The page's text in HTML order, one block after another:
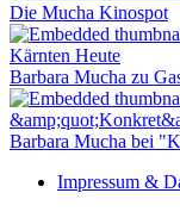
Die Mucha Kinospot
Barbara Mucha zu
Barbara Mucha bei
Impressum &